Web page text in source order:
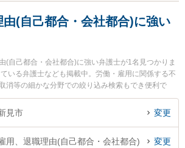
(自己都合・会社都合)に強い
(自己都合・会社都合)に強い弁護士が1名見つかりま
いる弁護士なども掲載中。労働・雇用に関係する不
消等の細かな分野での絞り込み検索もでき便利で
ブリック法律事務所 ゆずりは新見支所の大山 知康弁
弁護士費用、強みなどが注目されています。『新見
たい』『初回相談無料で退職理由(自己都合・会社都
見市 変更
用、退職理由(自己都合・会社都合) 変更